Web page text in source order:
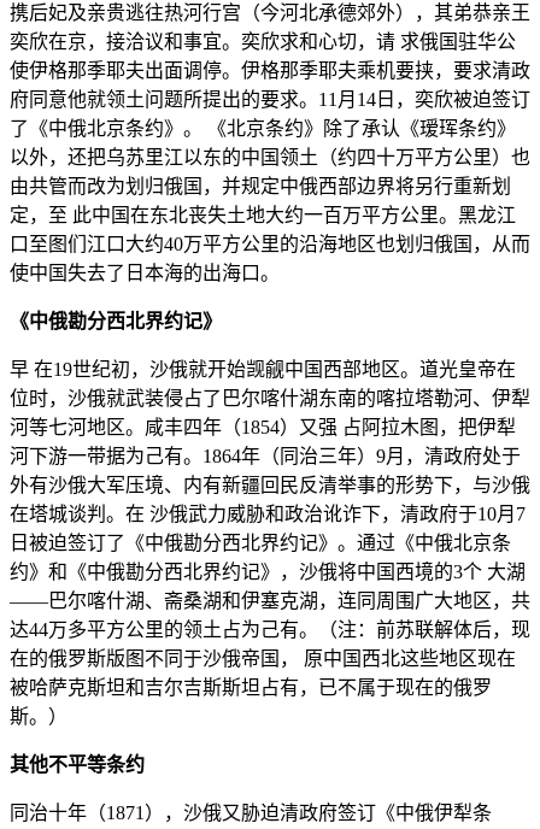
携后妃及亲贵逃往热河行宫（今河北承德郊外），其弟恭亲王
奕欣在京，接洽议和事宜。奕欣求和心切，请 求俄国驻华公
使伊格那季耶夫出面调停。伊格那季耶夫乘机要挟，要求清政
府同意他就领土问题所提出的要求。11月14日，奕欣被迫签订
了《中俄北京条约》。 《北京条约》除了承认《瑷珲条约》
以外，还把乌苏里江以东的中国领土（约四十万平方公里）也
由共管而改为划归俄国，并规定中俄西部边界将另行重新划
定，至 此中国在东北丧失土地大约一百万平方公里。黑龙江
口至图们江口大约40万平方公里的沿海地区也划归俄国，从而
使中国失去了日本海的出海口。
《中俄勘分西北界约记》
早 在19世纪初，沙俄就开始觊觎中国西部地区。道光皇帝在
位时，沙俄就武装侵占了巴尔喀什湖东南的喀拉塔勒河、伊犁
河等七河地区。咸丰四年（1854）又强 占阿拉木图，把伊犁
河下游一带据为己有。1864年（同治三年）9月，清政府处于
外有沙俄大军压境、内有新疆回民反清举事的形势下，与沙俄
在塔城谈判。在 沙俄武力威胁和政治讹诈下，清政府于10月7
日被迫签订了《中俄勘分西北界约记》。通过《中俄北京条
约》和《中俄勘分西北界约记》，沙俄将中国西境的3个 大湖
——巴尔喀什湖、斋桑湖和伊塞克湖，连同周围广大地区，共
达44万多平方公里的领土占为己有。（注：前苏联解体后，现
在的俄罗斯版图不同于沙俄帝国， 原中国西北这些地区现在
被哈萨克斯坦和吉尔吉斯斯坦占有，已不属于现在的俄罗
斯。）
其他不平等条约
同治十年（1871），沙俄又胁迫清政府签订《中俄伊犁条